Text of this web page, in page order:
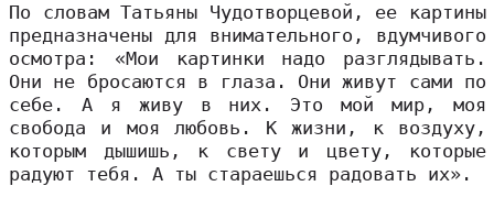
По словам Татьяны Чудотворцевой, ее картины
предназначены для внимательного, вдумчивого
осмотра: «Мои картинки надо разглядывать.
Они не бросаются в глаза. Они живут сами по
себе. А я живу в них. Это мой мир, моя
свобода и моя любовь. К жизни, к воздуху,
которым дышишь, к свету и цвету, которые
радуют тебя. А ты стараешься радовать их».